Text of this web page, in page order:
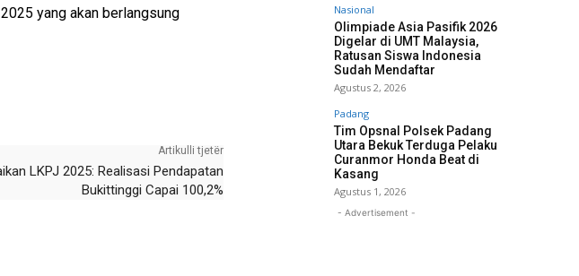
yang akan berlangsung
Artikulli tjetër
LKPJ 2025: Realisasi Pendapatan
Bukittinggi Capai 100,2%
Nasional
Olimpiade Asia Pasifik 2026
Digelar di UMT Malaysia,
Ratusan Siswa Indonesia
Sudah Mendaftar
Agustus 2, 2026
Padang
Tim Opsnal Polsek Padang
Utara Bekuk Terduga Pelaku
Curanmor Honda Beat di
Kasang
Agustus 1, 2026
- Advertisement -